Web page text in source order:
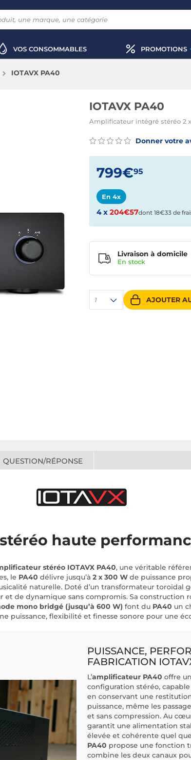
VOS CONSOMMABLES PROMOTIONS
IOTAVX PA40
IOTAVX PA40
Amplificateur intégré stéréo 2
Donner votre
799€95
En 4x
4 x 204€57dont 18€33 de
1 AJOUTER
Livraison à domicile
En stock
QUESTION/RÉPONSE
haute
stéréo IOTAVX PA40, une véritable
le PA40 délivre jusqu’à 2 x 300 W de puissance
naturelle. Doté d’un transformateur toroïdal
de dynamique sans compromis. Sa construction
mono bridgé (jusqu’à 600 W) font du PA40 un
puissance, flexibilité et finesse sonore pour une
PUISSANCE,
FABRICATION
L’amplificateur PA40 offre
configuration stéréo,
en conservant une
puissance, même les
et sans compression. Au
garantit une alimentation
élevée et cohérente quel
PA40 propose une fonction
combine les deux canaux